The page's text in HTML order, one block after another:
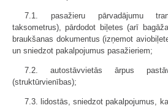
7.1. pasažieru pārvadājumu
taksometrus), pārdodot biļetes (arī
braukšanas dokumentus (izņemot
un sniedzot pakalpojumus pasažieriem;
7.2. autostāvvietās ārpus
(struktūrvienības);
7.3. lidostās, sniedzot pakalpojumus,